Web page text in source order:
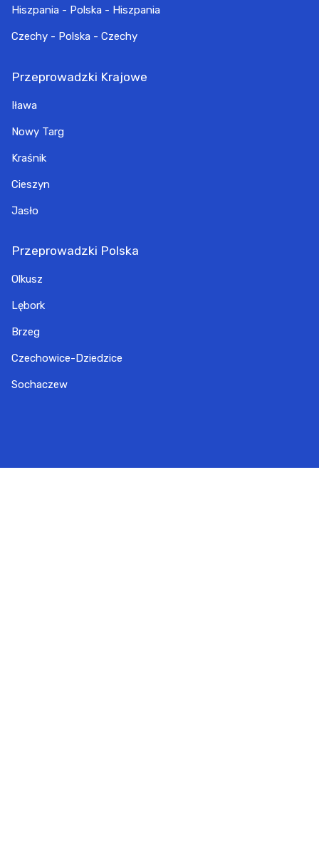
Hiszpania - Polska - Hiszpania
Czechy - Polska - Czechy
Przeprowadzki Krajowe
Iława
Nowy Targ
Kraśnik
Cieszyn
Jasło
Przeprowadzki Polska
Olkusz
Lębork
Brzeg
Czechowice-Dziedzice
Sochaczew